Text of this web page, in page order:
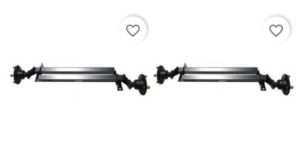
favorite_border favorite_border